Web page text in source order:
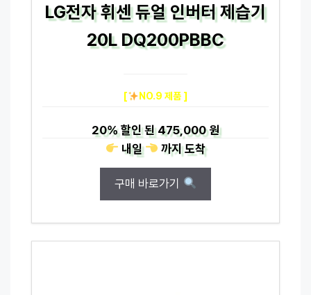
LG전자 휘센 듀얼 인버터 제습기
20L DQ200PBBC
[ NO.9 제품 ]
20%할인 된475,000 원
내일
까지도착
구매 바로가기